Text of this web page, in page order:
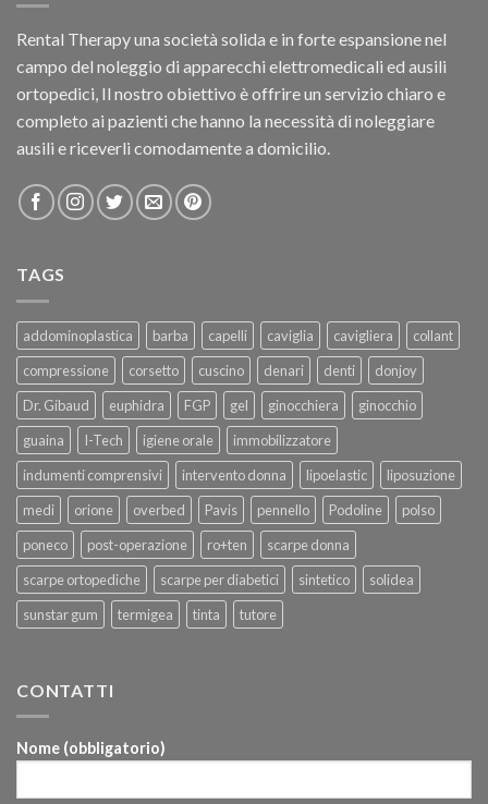
Rental Therapy una società solida e in forte espansione nel
campo del noleggio di apparecchi elettromedicali ed ausili
ortopedici, Il nostro obiettivo è offrire un servizio chiaro e
completo ai pazienti che hanno la necessità di noleggiare
ausili e riceverli comodamente a domicilio.
TAGS
addominoplastica barba capelli caviglia cavigliera
collant
compressione
corsetto cuscino denari denti
donjoy
Dr. Gibaud
euphidra FGP gel ginocchiera
ginocchio
guaina
I-Tech igiene orale
immobilizzatore
indumenti comprensivi
intervento donna lipoelastic
liposuzione
medi
orione overbed Pavis pennello Podoline
polso
poneco
post-operazione ro+ten
scarpe donna
scarpe ortopediche
scarpe per diabetici sintetico
solidea
sunstar gum
termigea tinta tutore
CONTATTI
Nome (obbligatorio)